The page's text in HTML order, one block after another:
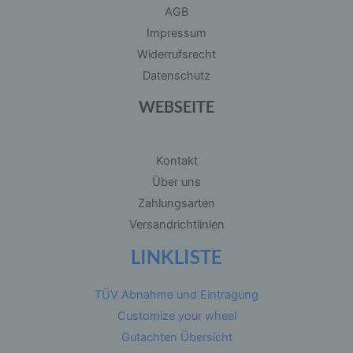
AGB
Impressum
Widerrufsrecht
Datenschutz
WEBSEITE
Kontakt
Über uns
Zahlungsarten
Versandrichtlinien
LINKLISTE
TÜV Abnahme und Eintragung
Customize your wheel
Gutachten Übersicht
Verarbeitung ist jeder mit oder ohne Hilfe
oder jede solche Vorgangsreihe im
Zusammenhang mit personenbezogenen Daten
wie das Erheben, das Erfassen, die
Organisation, das Ordnen, die Speicherung, die
das Abfragen, die Verwendung, die Offenlegung
durch Übermittlung, Verbreitung oder eine
Einschränkung der Verarbeitung ist die
Daten mit dem Ziel, ihre künftige Verarbeitung
einzuschränken.
e) Profiling
Profiling ist jede Art der automatisierten